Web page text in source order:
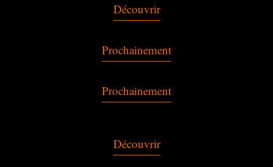
Découvrir
Prochainement
Prochainement
Découvrir